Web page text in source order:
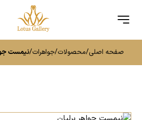
صفحه اصلی/محصولات/جواهرات/نیمست